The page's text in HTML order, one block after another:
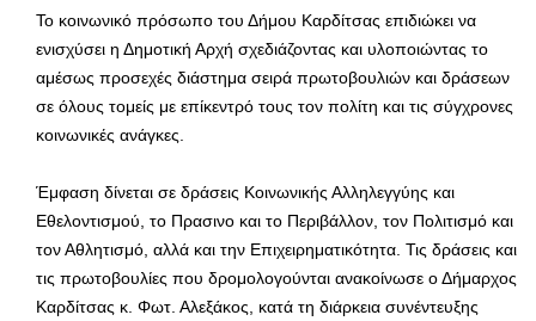
Το κοινωνικό πρόσωπο του Δήμου Καρδίτσας επιδιώκει να
ενισχύσει η Δημοτική Αρχή σχεδιάζοντας και υλοποιώντας το
αμέσως προσεχές διάστημα σειρά πρωτοβουλιών και δράσεων
σε όλους τομείς με επίκεντρό τους τον πολίτη και τις σύγχρονες
κοινωνικές ανάγκες.
Έμφαση δίνεται σε δράσεις Κοινωνικής Αλληλεγγύης και
Εθελοντισμού, το Πρασινο και το Περιβάλλον, τον Πολιτισμό και
τον Αθλητισμό, αλλά και την Επιχειρηματικότητα. Τις δράσεις και
τις πρωτοβουλίες που δρομολογούνται ανακοίνωσε ο Δήμαρχος
Καρδίτσας κ. Φωτ. Αλεξάκος, κατά τη διάρκεια συνέντευξης